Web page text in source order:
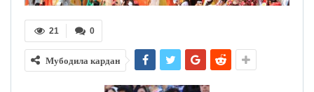
0
21
Мубодила кардан